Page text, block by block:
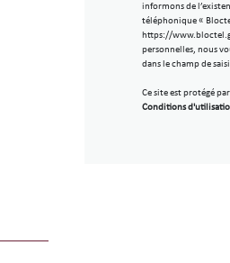
informons de
téléphonique «
https://
personnelles, nous
dans le champ de
Ce site est protégé par
Conditions